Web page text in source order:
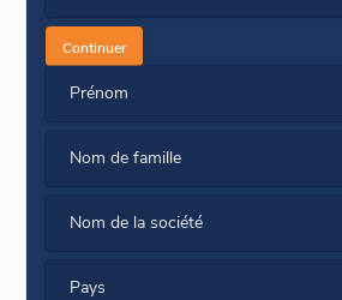
Continuer
Prénom
Nom de famille
Nom de la société
Pays